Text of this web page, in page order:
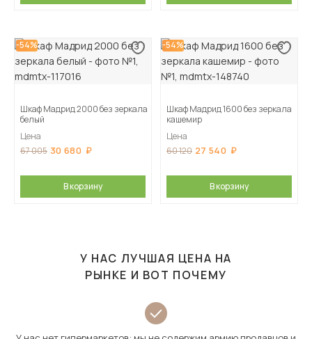
-54%
Шкаф Мадрид 2000 без зеркала
белый
Цена
67 005 30 680
В корзину
-54%
Шкаф Мадрид 1600 без зеркала
кашемир
Цена
60 120 27 540
В корзину
У НАС ЛУЧШАЯ ЦЕНА НА
РЫНКЕ И ВОТ ПОЧЕМУ